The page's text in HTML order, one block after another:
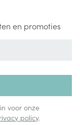
en promoties
voor onze
policy.